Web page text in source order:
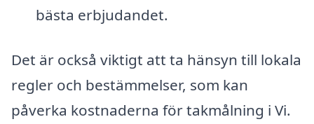
bästa erbjudandet.
Det är också viktigt att ta hänsyn till lokala
regler och bestämmelser, som kan
påverka kostnaderna för takmålning i Vi.